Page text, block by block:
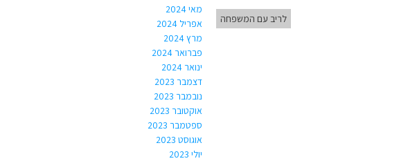
לריב עם המשפחה
מאי 2024
אפריל 2024
מרץ 2024
פברואר 2024
ינואר 2024
דצמבר 2023
נובמבר 2023
אוקטובר 2023
ספטמבר 2023
אוגוסט 2023
יולי 2023